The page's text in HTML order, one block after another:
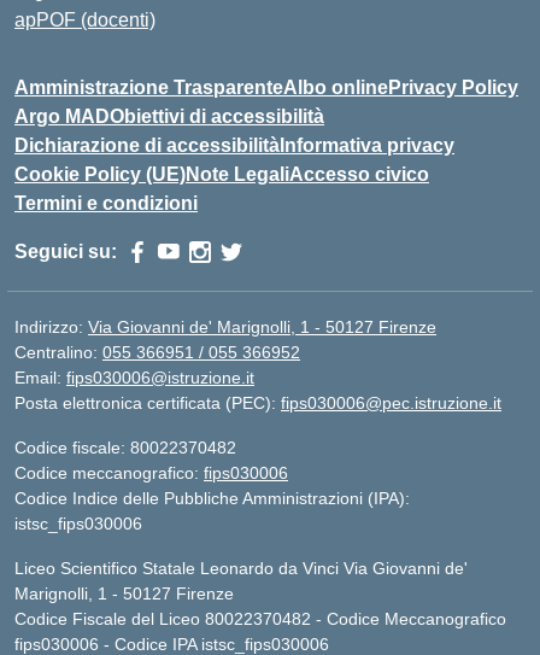
apPOF (docenti)
Amministrazione TrasparenteAlbo onlinePrivacy Policy
Argo MADObiettivi di accessibilità
Dichiarazione di accessibilità Informativa privacy
Cookie Policy (UE)Note LegaliAccesso civico
Termini e condizioni
Seguici su:
Indirizzo: Via Giovanni de' Marignolli, 1 - 50127 Firenze
Centralino: 055 366951 / 055 366952
Email: fips030006@istruzione.it
Posta elettronica certificata (PEC): fips030006@pec.istruzione.it
Codice fiscale: 80022370482
Codice meccanografico: fips030006
Codice Indice delle Pubbliche Amministrazioni (IPA):
istsc_fips030006
Liceo Scientifico Statale Leonardo da Vinci Via Giovanni de'
Marignolli, 1 - 50127 Firenze
Codice Fiscale del Liceo 80022370482 - Codice Meccanografico
fips030006 - Codice IPA istsc_fips030006